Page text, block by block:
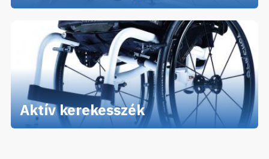
Aktív kerekesszék